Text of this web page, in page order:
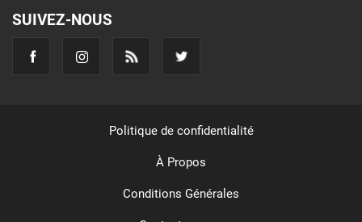
SUIVEZ-NOUS
Politique de confidentialité
À Propos
Conditions Générales